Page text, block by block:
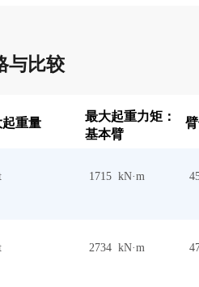
与比较
重量
最大起重力矩：
基本臂
1715 kN·m
2734 kN·m